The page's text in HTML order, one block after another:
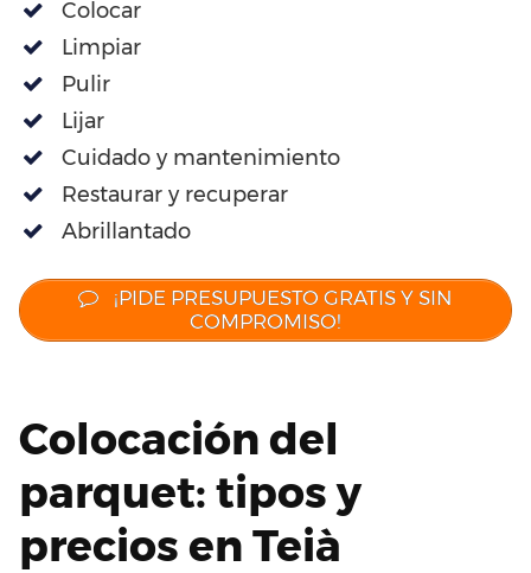
Colocar
Limpiar
Pulir
Lijar
Cuidado y mantenimiento
Restaurar y recuperar
Abrillantado
¡PIDE PRESUPUESTO GRATIS Y SIN
COMPROMISO!
Colocación del
parquet: tipos y
precios en Teià